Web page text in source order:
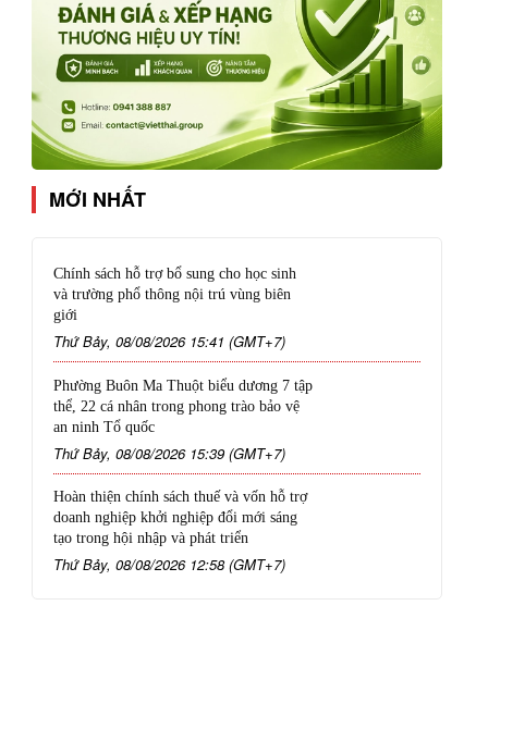
MỚI NHẤT
Chính sách hỗ trợ bổ sung cho học sinh
và trường phổ thông nội trú vùng biên
giới
Thứ Bảy, 08/08/2026 15:41 (GMT+7)
Phường Buôn Ma Thuột biểu dương 7 tập
thể, 22 cá nhân trong phong trào bảo vệ
an ninh Tổ quốc
Thứ Bảy, 08/08/2026 15:39 (GMT+7)
Hoàn thiện chính sách thuế và vốn hỗ trợ
doanh nghiệp khởi nghiệp đổi mới sáng
tạo trong hội nhập và phát triển
Thứ Bảy, 08/08/2026 12:58 (GMT+7)